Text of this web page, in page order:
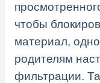
чтобы
материал,
родителям
фильтрации.